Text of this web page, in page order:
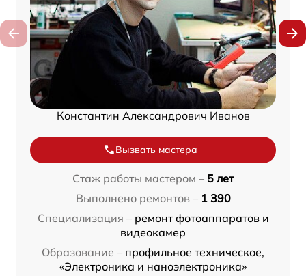
Константин Александрович Иванов
Вызвать мастера
Стаж работы мастером – 5 лет
Выполнено ремонтов – 1 390
Специализация – ремонт фотоаппаратов и
видеокамер
Образование – профильное техническое,
«Электроника и наноэлектроника»